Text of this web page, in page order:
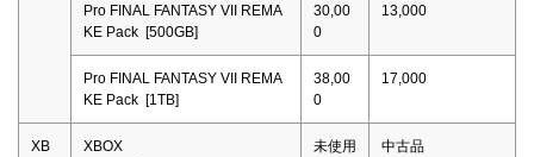
Pro FINAL FANTASY VII REMA
KE Pack [500GB]
30,00
0
13,000
Pro FINAL FANTASY VII REMA
KE Pack [1TB]
38,00
0
17,000
XB
XBOX
未使用 中古品